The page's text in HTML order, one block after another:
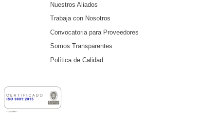
Nuestros Aliados
Trabaja con Nosotros
Convocatoria para Proveedores
Somos Transparentes
Política de Calidad